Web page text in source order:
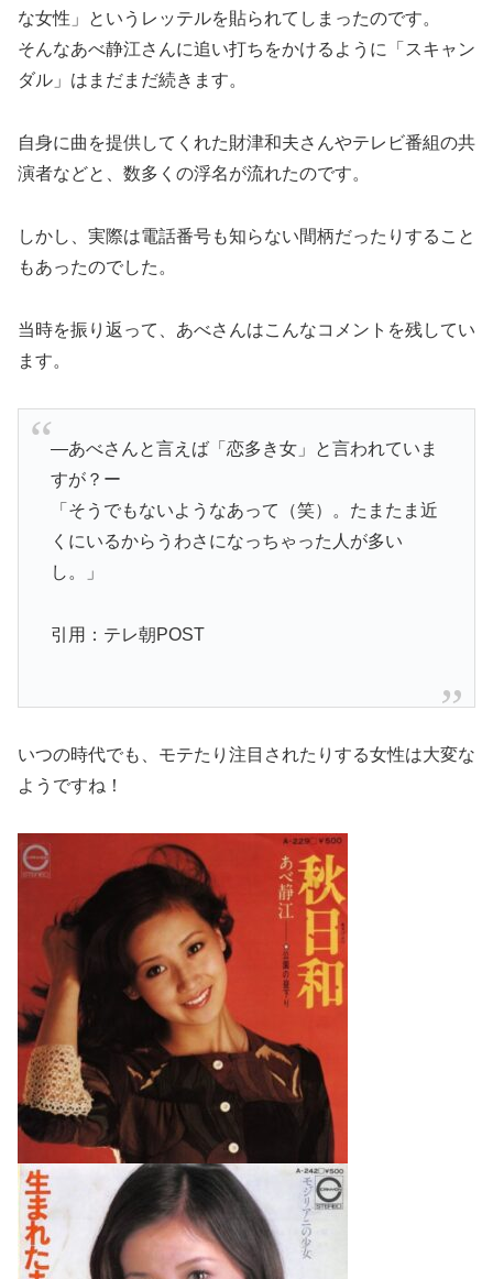
な女性」というレッテルを貼られてしまったのです。
そんなあべ静江さんに追い打ちをかけるように「スキャン
ダル」はまだまだ続きます。
自身に曲を提供してくれた財津和夫さんやテレビ番組の共
演者などと、数多くの浮名が流れたのです。
しかし、実際は電話番号も知らない間柄だったりすること
もあったのでした。
当時を振り返って、あべさんはこんなコメントを残してい
ます。
―あべさんと言えば「恋多き女」と言われていま
すが？ー
「そうでもないようなあって（笑）。たまたま近
くにいるからうわさになっちゃった人が多い
し。」
引用：テレ朝POST
いつの時代でも、モテたり注目されたりする女性は大変な
ようですね！